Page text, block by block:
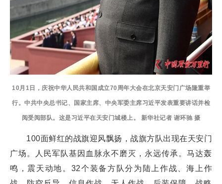
10月1日，庆祝中华人民共和国成立70周年大会在北京天安门广场隆重举
行。中共中央总书记、国家主席、中央军委主席习近平发表重要讲话并检
阅受阅部队。这是习近平在天安门城楼上。 新华社记者 谢环驰 摄
100面鲜红的战旗迎风飘扬，战旗方队出现在天安门
广场。人民军队基因血脉永不磨灭，永远传承。马达轰
鸣，震天动地。32个装备方队分为陆上作战、海上作